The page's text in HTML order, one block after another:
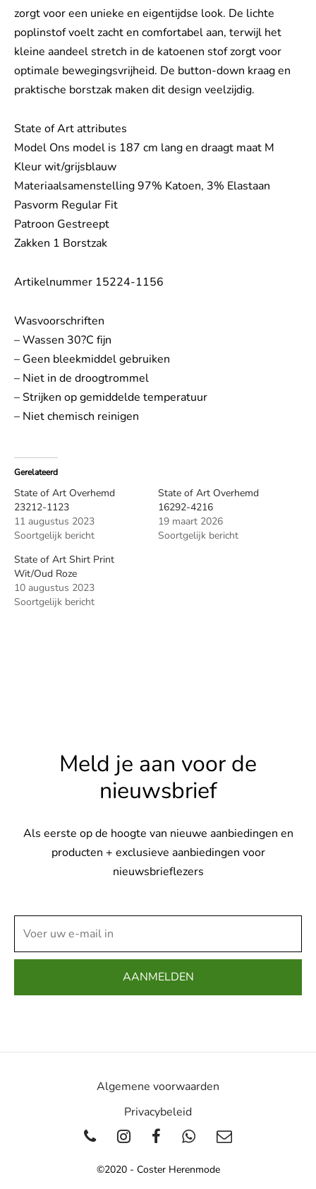
zorgt voor een unieke en eigentijdse look. De lichte
poplinstof voelt zacht en comfortabel aan, terwijl het
kleine aandeel stretch in de katoenen stof zorgt voor
optimale bewegingsvrijheid. De button-down kraag en
praktische borstzak maken dit design veelzijdig.
State of Art attributes
Model Ons model is 187 cm lang en draagt maat M
Kleur wit/grijsblauw
Materiaalsamenstelling 97% Katoen, 3% Elastaan
Pasvorm Regular Fit
Patroon Gestreept
Zakken 1 Borstzak
Artikelnummer 15224-1156
Wasvoorschriften
– Wassen 30?C fijn
– Geen bleekmiddel gebruiken
– Niet in de droogtrommel
– Strijken op gemiddelde temperatuur
– Niet chemisch reinigen
Gerelateerd
State of Art Overhemd
23212-1123
11 augustus 2023
Soortgelijk bericht
State of Art Overhemd
16292-4216
19 maart 2026
Soortgelijk bericht
State of Art Shirt Print
Wit/Oud Roze
10 augustus 2023
Soortgelijk bericht
Meld je aan voor de
nieuwsbrief
Als eerste op de hoogte van nieuwe aanbiedingen en
producten + exclusieve aanbiedingen voor
nieuwsbrieflezers
Algemene voorwaarden
Privacybeleid
©2020 - Coster Herenmode